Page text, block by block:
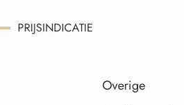
PRIJSINDICATIE
Overige